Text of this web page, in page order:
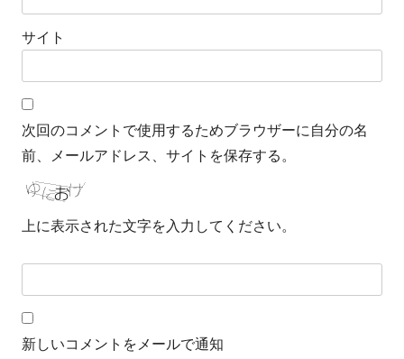
サイト
次回のコメントで使用するためブラウザーに自分の名
前、メールアドレス、サイトを保存する。
上に表示された文字を入力してください。
新しいコメントをメールで通知